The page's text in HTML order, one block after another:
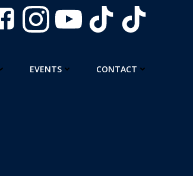
EVENTS CONTACT